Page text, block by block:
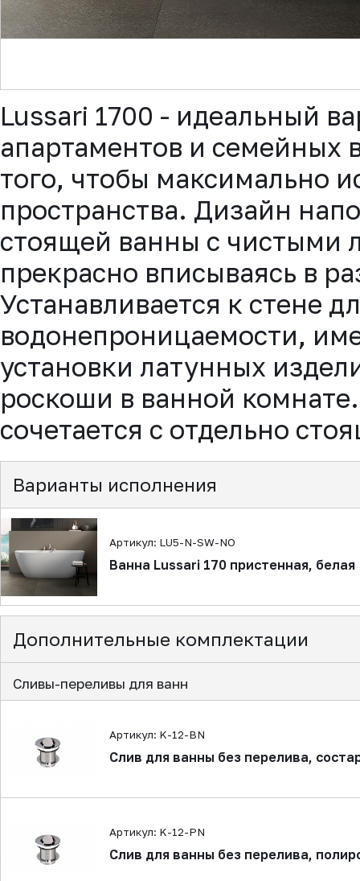
Lussari 1700 - идеальный
апартаментов и семейных
того, чтобы максимально
пространства. Дизайн
стоящей ванны с чистыми
прекрасно вписываясь в
Устанавливается к стене
водонепроницаемости,
установки латунных
роскоши в ванной
сочетается с отдельно
Варианты исполнения
Артикул: LU5-N-SW-NO
Ванна Lussari 170 пристенная, белая
Дополнительные комплектации
Сливы-переливы для ванн
Артикул: K-12-BN
Слив для ванны без перелива,
Артикул: K-12-PN
Слив для ванны без перелива,